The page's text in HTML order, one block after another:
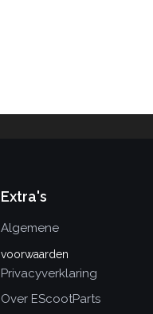
Extra's
Algemene
voorwaarden
Privacyverklaring
Over EScootParts